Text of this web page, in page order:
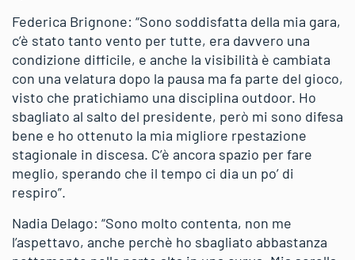
Federica Brignone: “Sono soddisfatta della mia gara,
c’è stato tanto vento per tutte, era davvero una
condizione difficile, e anche la visibilità è cambiata
con una velatura dopo la pausa ma fa parte del gioco,
visto che pratichiamo una disciplina outdoor. Ho
sbagliato al salto del presidente, però mi sono difesa
bene e ho ottenuto la mia migliore rpestazione
stagionale in discesa. C’è ancora spazio per fare
meglio, sperando che il tempo ci dia un po’ di
respiro”.
Nadia Delago: “Sono molto contenta, non me
l’aspettavo, anche perchè ho sbagliato abbastanza